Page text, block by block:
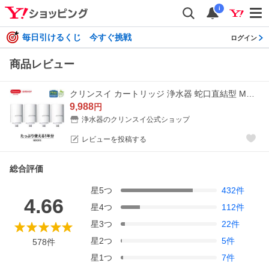
i
毎日引けるくじ 今すぐ挑戦 ログイン
商品レビュー
9,988円
浄水器のクリンスイ公式ショップ
レビューを投稿する
総合評価
4.66
578件
星5つ 432件
星4つ 112件
星3つ 22件
星2つ 5件
星1つ 7件